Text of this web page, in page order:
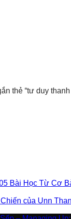
thẻ “tư duy thanh